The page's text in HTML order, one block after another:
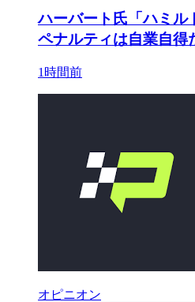
ハーバート氏「ハミル
ペナルティは自業自得
1時間前
オピニオン